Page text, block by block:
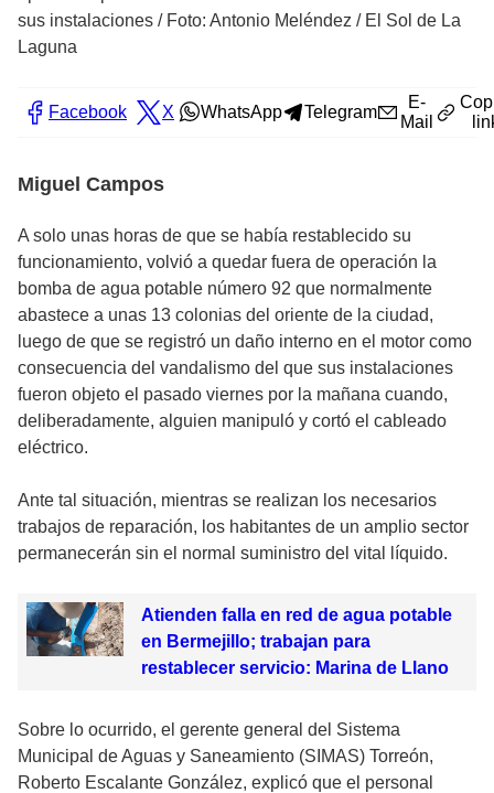
sus instalaciones / Foto: Antonio Meléndez / El Sol de La
Laguna
Facebook X WhatsApp Telegram
E-
Mail
Miguel Campos
A solo unas horas de que se había restablecido su
funcionamiento, volvió a quedar fuera de operación la
bomba de agua potable número 92 que normalmente
abastece a unas 13 colonias del oriente de la ciudad,
luego de que se registró un daño interno en el motor como
consecuencia del vandalismo del que sus instalaciones
fueron objeto el pasado viernes por la mañana cuando,
deliberadamente, alguien manipuló y cortó el cableado
eléctrico.
Ante tal situación, mientras se realizan los necesarios
trabajos de reparación, los habitantes de un amplio sector
permanecerán sin el normal suministro del vital líquido.
Atienden falla en red de agua potable
en Bermejillo; trabajan para
restablecer servicio: Marina de Llano
Sobre lo ocurrido, el gerente general del Sistema
Municipal de Aguas y Saneamiento (SIMAS) Torreón,
Roberto Escalante González, explicó que el personal